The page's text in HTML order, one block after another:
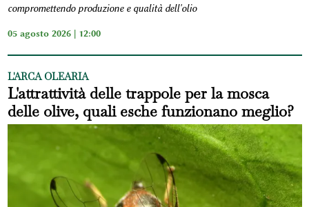
compromettendo produzione e qualità dell'olio
05 agosto 2026 | 12:00
L'ARCA OLEARIA
L'attrattività delle trappole per la mosca
delle olive, quali esche funzionano meglio?